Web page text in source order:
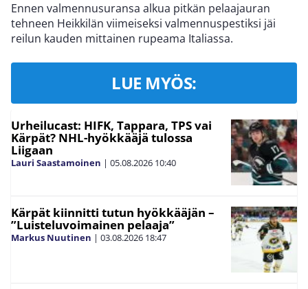
Ennen valmennusuransa alkua pitkän pelaajauran
tehneen Heikkilän viimeiseksi valmennuspestiksi jäi
reilun kauden mittainen rupeama Italiassa.
LUE MYÖS:
Urheilucast: HIFK, Tappara, TPS vai
Kärpät? NHL-hyökkääjä tulossa
Liigaan
Lauri Saastamoinen | 05.08.2026 10:40
Kärpät kiinnitti tutun hyökkääjän –
”Luisteluvoimainen pelaaja”
Markus Nuutinen | 03.08.2026 18:47